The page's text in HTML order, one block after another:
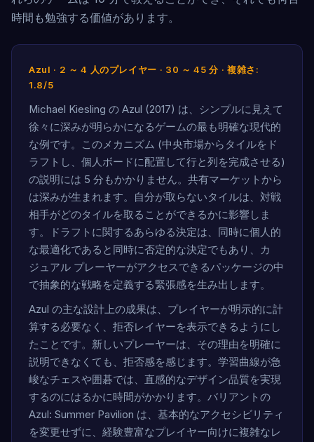
時間も勉強する価値があります。
Azul · 2 ～ 4 人のプレイヤー · 30 ～ 45 分 · 複雑さ:
1.8/5
Michael Kiesling の Azul (2017) は、シンプルに見えて
徐々に深みが明らかになるゲームの最も明確な現代的
な例です。このメカニズム (中央市場からタイルをド
ラフトし、個人ボードに配置して行と列を完成させる)
の説明には 5 分もかかりません。共有マーケットから
は深みが生まれます。自分が取らないタイルは、対戦
相手がどのタイルを取ることができるかに影響しま
す。ドラフトに関するあらゆる決定は、同時に個人的
な最適化であると同時に否定的な決定でもあり、カ
ジュアル プレーヤーがアクセスできるパッケージの中
で抽象的な戦略を定義する緊張感を生み出します。
Azul の主な設計上の成果は、プレイヤーが明示的に計
算する必要なく、拒否レイヤーを表示できるようにし
たことです。新しいプレーヤーは、その理由を明確に
説明できなくても、拒否感を感じます。学習曲線が急
峻なチェスや囲碁では、直感的なデザイン品質を実現
するのにはるかに時間がかかります。バリアントの
Azul: Summer Pavilion は、基本的なアクセシビリティ
を変更せずに、経験豊富なプレイヤー向けに複雑なレ